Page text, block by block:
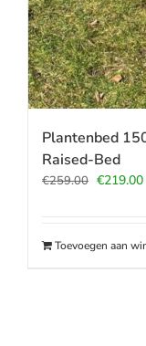
Plantenbed
Raised-Bed
€259.00 €219.00
Toevoegen aan